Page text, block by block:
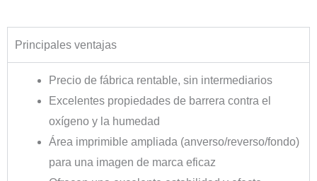
Principales ventajas
Precio de fábrica rentable, sin intermediarios
Excelentes propiedades de barrera contra el
oxígeno y la humedad
Área imprimible ampliada (anverso/reverso/fondo)
para una imagen de marca eficaz